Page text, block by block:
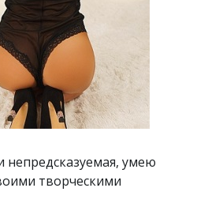
непредсказуемая, умею
творческими